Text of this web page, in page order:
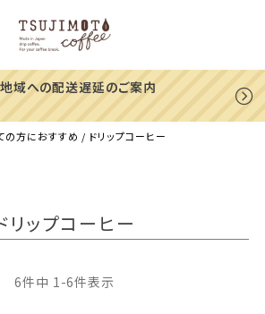
域への配送遅延のご案内
の方におすすめ ドリップコーヒー
リップコーヒー
6件中 1 -6件表示